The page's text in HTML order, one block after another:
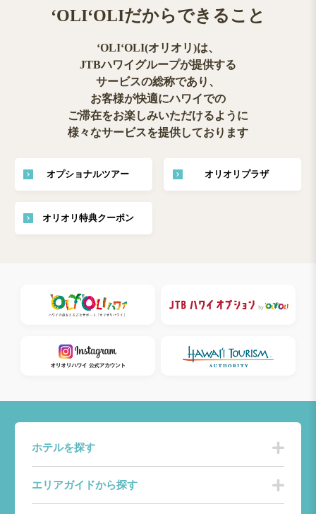
ʻOLIʻOLIだからできること
ʻOLIʻOLI(オリオリ)は、
JTBハワイグループが提供する
サービスの総称であり、
お客様が快適にハワイでの
ご滞在をお楽しみいただけるように
様々なサービスを提供しております
オプショナルツアー オリオリプラザ
オリオリ特典クーポン
ホテルを探す
エリアガイドから探す